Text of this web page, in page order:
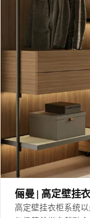
俪曼 | 高定壁挂
高定壁挂衣柜系统